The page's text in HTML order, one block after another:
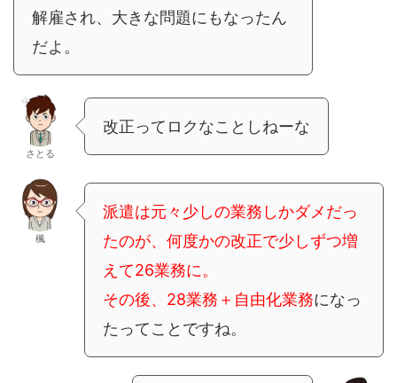
解雇され、大きな問題にもなったん
だよ。
さとる
改正ってロクなことしねーな
楓
派遣は元々少しの業務しかダメだっ
たのが、何度かの改正で少しずつ増
えて26業務に。
その後、28業務＋自由化業務になっ
たってことですね。